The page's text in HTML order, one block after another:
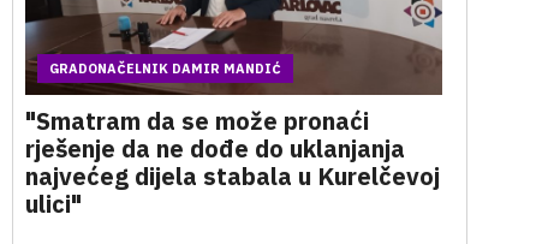
GRADONAČELNIK DAMIR MANDIĆ
"Smatram da se može pronaći
rješenje da ne dođe do uklanjanja
najvećeg dijela stabala u Kurelčevoj
ulici"